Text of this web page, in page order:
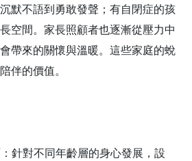
默不語到勇敢發聲；有自閉症的孩
空間。家長照顧者也逐漸從壓力中
帶來的關懷與溫暖。這些家庭的蛻
伴的價值。
針對不同年齡層的身心發展，設